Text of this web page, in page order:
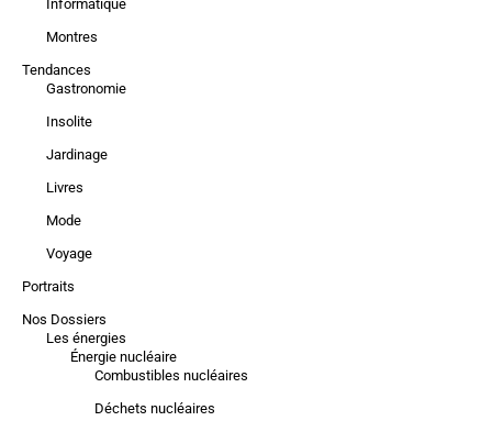
Informatique
Montres
Tendances
Gastronomie
Insolite
Jardinage
Livres
Mode
Voyage
Portraits
Nos Dossiers
Les énergies
Énergie nucléaire
Combustibles nucléaires
Déchets nucléaires